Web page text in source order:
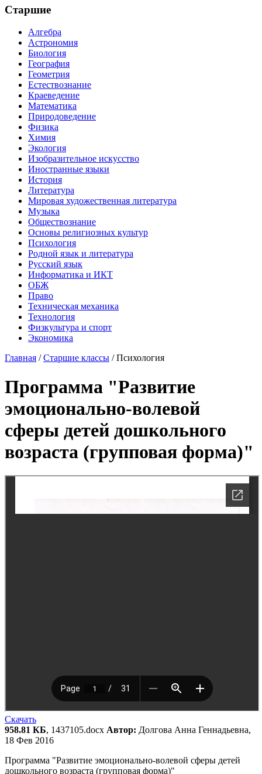
Старшие
Алгебра
Астрономия
Биология
География
Геометрия
Естествознание
Краеведение
Математика
Природоведение
Физика
Химия
Экология
Изобразительное искусство
Иностранные языки
История
Литература
Мировая художественная литература
Музыка
Обществознание
Основы религиозных культур
Психология
Родной язык и литература
Русский язык
Информатика и ИКТ
ОБЖ
Право
Техническая механика
Технология
Физкультура и спорт
Экономика
Главная /Старшие классы /Психология
Программа "Развитие
эмоционально-волевой
сферы детей дошкольного
возраста (групповая форма)"
Скачать
958.81 КБ, 1437105.docx Автор: Долгова Анна Геннадьевна,
18 Фев 2016
Программа "Развитие эмоционально-волевой сферы детей
дошкольного возраста (групповая форма)"